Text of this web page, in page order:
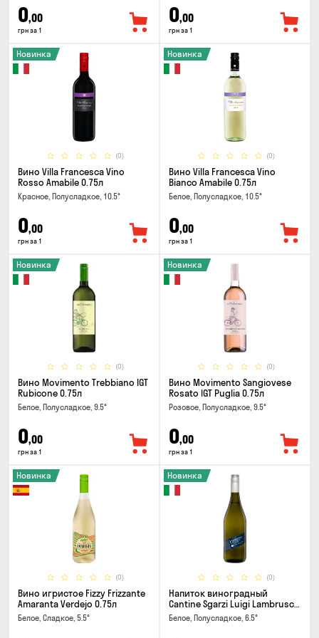
0,00
грн за 1
0,00
грн за 1
(0)
Новинка
Вино Villa Francesca Vino
Rosso Amabile 0.75л
Красное, Полусладкое, 10.5°
0,00
грн за 1
(0)
Новинка
Вино Villa Francesca Vino
Bianco Amabile 0.75л
Белое, Полусладкое, 10.5°
0,00
грн за 1
(0)
Новинка
Вино Movimento Trebbiano IGT
Rubicone 0.75л
Белое, Полусладкое, 9.5°
0,00
грн за 1
(0)
Новинка
Вино Movimento Sangiovese
Rosato IGT Puglia 0.75л
Розовое, Полусладкое, 9.5°
0,00
грн за 1
(0)
Новинка
Вино игристое Fizzy Frizzante
Amaranta Verdejo 0.75л
Белое, Сладкое, 5.5°
(0)
Новинка
Напиток виноградный
Cantine Sgarzi Luigi Lambrusco
IGT Emilia Bianca Frizziante
0.75л
Белое, Полусладкое, 6.5°